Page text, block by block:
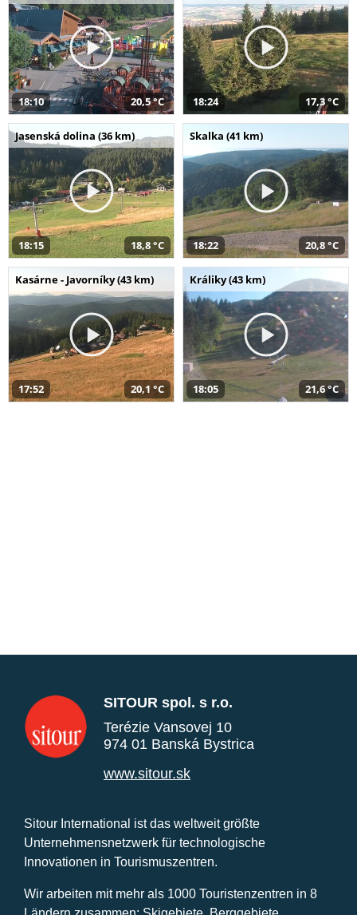
18:10 20,5 °C 18:24 17,3 °C
Jasenská dolina (36 km)
18:15 18,8 °C
Skalka (41 km)
18:22 20,8 °C
Kasárne - Javorníky (43 km)
17:52 20,1 °C
Králiky (43 km)
18:05 21,6 °C
SITOUR spol. s r.o.
Terézie Vansovej 10
974 01 Banská Bystrica
www.sitour.sk
Sitour International ist das weltweit größte
Unternehmensnetzwerk für technologische
Innovationen in Tourismuszentren.
Wir arbeiten mit mehr als 1000 Touristenzentren in 8